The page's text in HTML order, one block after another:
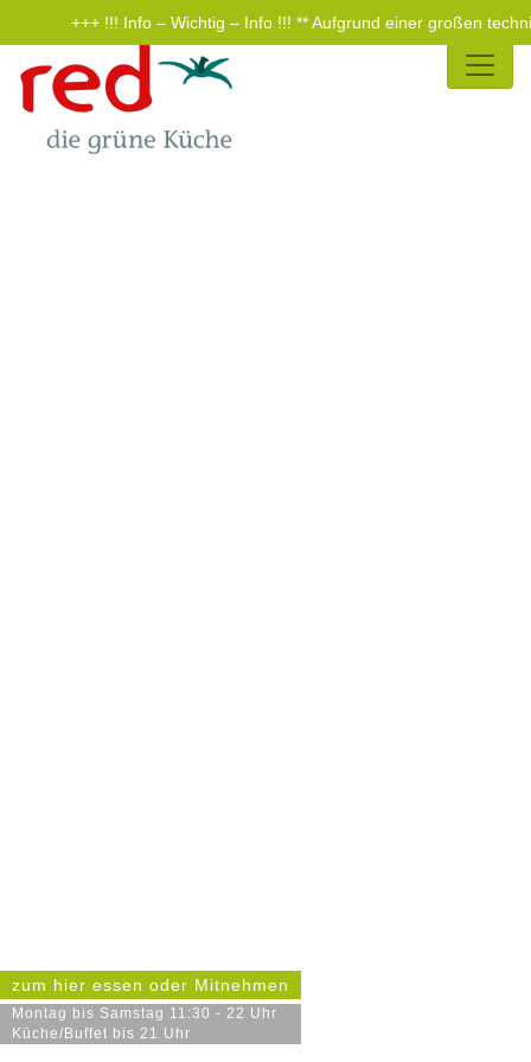
+++ !!! Info – Wichtig – Info !!! ** Aufgrund einer großen
zum hier essen oder Mitnehmen
Montag bis Samstag 11:30 - 22 Uhr
Küche/Buffet bis 21 Uhr